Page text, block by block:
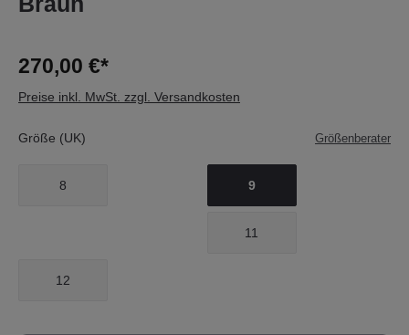
270,00 €*
Preise inkl. MwSt. zzgl. Versandkosten
Größe (UK) Größenberater
8 9
11
12